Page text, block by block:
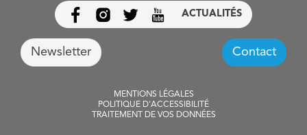
ACTUALITÉS
MENTIONS LÉGALES
POLITIQUE D'ACCESSIBILITÉ
TRAITEMENT DE VOS DONNÉES
Contact
Newsletter